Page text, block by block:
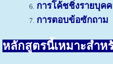
การโค้ชชิ่งรายบุค
การตอบข้อซักถาม
หลักสูตรนี้เหมาะสำห